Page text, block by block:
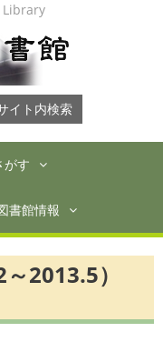
Library
がす
書館情報
2013.5）